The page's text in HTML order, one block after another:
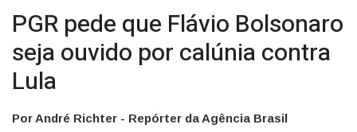
PGR pede que Flávio Bolsonaro
seja ouvido por calúnia contra
Lula
Por André Richter - Repórter da Agência Brasil